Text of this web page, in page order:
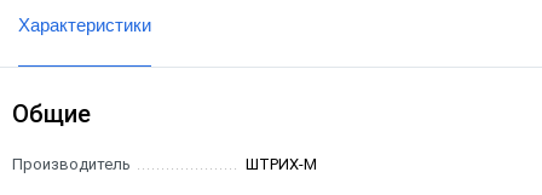
Характеристики
Общие
Производитель ШТРИХ-М